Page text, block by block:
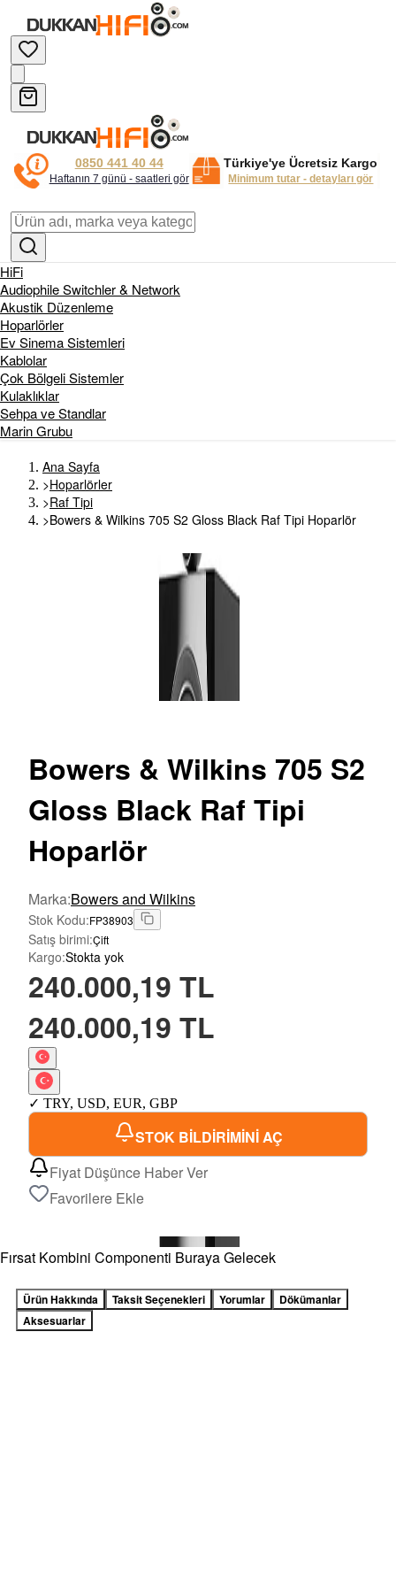
0850 441 40 44
Haftanın 7 günü - saatleri gör
Türkiye'ye Ücretsiz Kargo
Minimum tutar - detayları gör
HiFi
Audiophile Switchler & Network
Akustik Düzenleme
Hoparlörler
Ev Sinema Sistemleri
Kablolar
Çok Bölgeli Sistemler
Kulaklıklar
Sehpa ve Standlar
Marin Grubu
Ana Sayfa
>Hoparlörler
>Raf Tipi
>Bowers & Wilkins 705 S2 Gloss Black Raf Tipi Hoparlör
Bowers & Wilkins 705 S2
Gloss Black Raf Tipi
Hoparlör
Marka:Bowers and Wilkins
Stok Kodu:FP38903
Satış birimi:Çift
Kargo:Stokta yok
240.000,19 TL
240.000,19 TL
✓ TRY, USD, EUR, GBP
STOK BİLDİRİMİNİ AÇ
Fiyat Düşünce Haber Ver
Favorilere Ekle
Fırsat Kombini Componenti Buraya Gelecek
Ürün Hakkında Taksit Seçenekleri Yorumlar
Dökümanlar
Aksesuarlar